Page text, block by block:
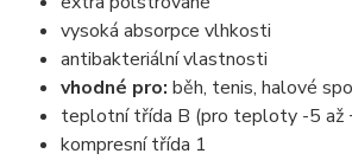
vysoká absorpce vlhkosti
antibakteriální vlastnosti
vhodné pro: běh, tenis, halové
teplotní třída B (pro teploty -5 až
kompresní třída 1